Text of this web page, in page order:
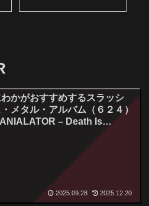
わかがおすすめするスラッシ
・メタル・アルバム（６２４）
– Death Is
2025.09.28 2025.12.20